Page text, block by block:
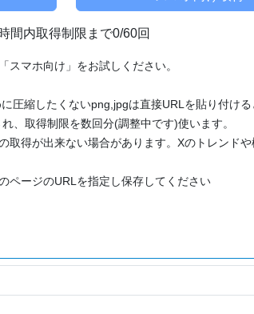
間内取得制限まで0/60回
マホ向け」をお試しください。
圧縮したくないpng,jpgは直接URLを貼り付け
、取得制限を数回分(調整中です)使います。
取得が出来ない場合があります。Xのトレンド
ページのURLを指定し保存してください